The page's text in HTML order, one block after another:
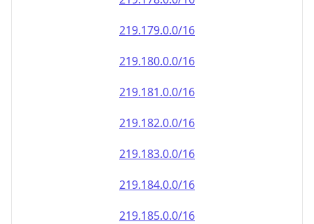
219.179.0.0/16
219.180.0.0/16
219.181.0.0/16
219.182.0.0/16
219.183.0.0/16
219.184.0.0/16
219.185.0.0/16